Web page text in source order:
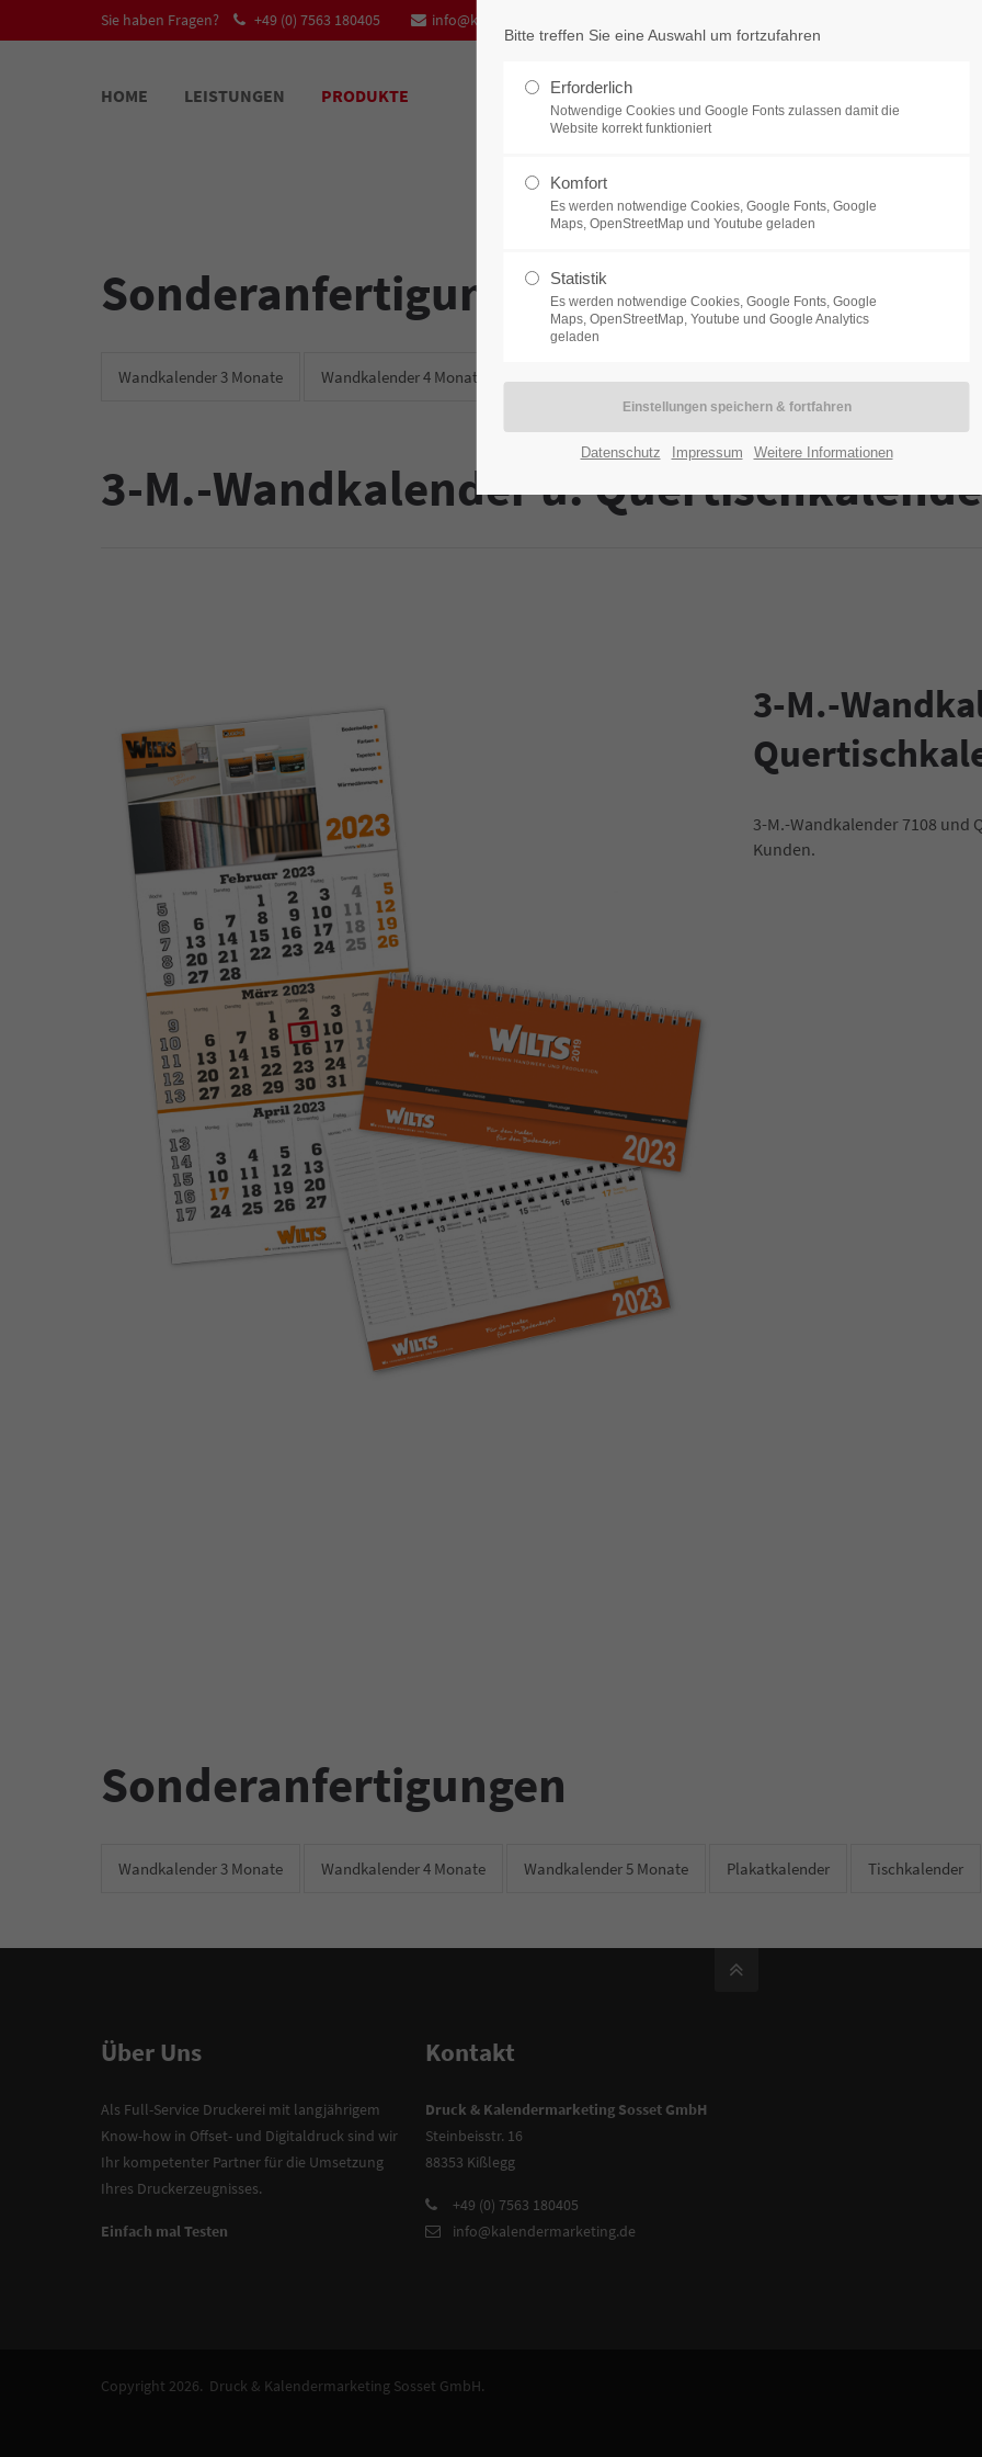
Sie haben Fragen? +49 (0) 7563 180405 info@kalendermarketing.de
HOME LEISTUNGEN PRODUKTE
Sonderanfertigungen
Wandkalender 3 Monate Wandkalender 4 Monate Wandkalender 5 Monate Plakatkalender Tischkalender
3-M.-Wandkalender u.
3-M.-
3-M.-Wandkalender 7108 und
Kunden.
Sonderanfertigungen
Wandkalender 3 Monate Wandkalender 4 Monate Wandkalender 5 Monate Plakatkalender Tischkalender
Über Uns
Als Full-Service Druckerei mit langjährigem
Know-how in Offset- und Digitaldruck sind wir
Ihr kompetenter Partner für die Umsetzung
Ihres Druckerzeugnisses.
Einfach mal Testen
Kontakt
Druck & Kalendermarketing Sosset GmbH
Steinbeisstr. 16
88353 Kißlegg
+49 (0) 7563 180405
info@kalendermarketing.de
Copyright 2026. Druck & Kalendermarketing Sosset GmbH.
Bitte treffen Sie eine Auswahl um fortzufahren
Erforderlich
Notwendige Cookies und Google Fonts zulassen damit die
Website korrekt funktioniert
Komfort
Es werden notwendige Cookies, Google Fonts, Google
Maps, OpenStreetMap und Youtube geladen
Statistik
Es werden notwendige Cookies, Google Fonts, Google
Maps, OpenStreetMap, Youtube und Google Analytics
geladen
Datenschutz Impressum Weitere Informationen